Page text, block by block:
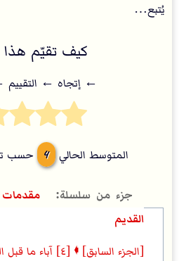
يُتبع…
كيف تقيّم هذا
← إتجاه ←
المتوسط الحالي 4 حسب
مقدمات
القديم
[الجزء السابق] 🠼 [٤] آباء ما قبل الطوفان